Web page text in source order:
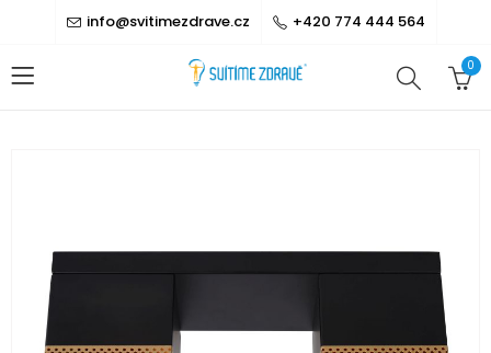
info@svitimezdrave.cz +420 774 444 564
0